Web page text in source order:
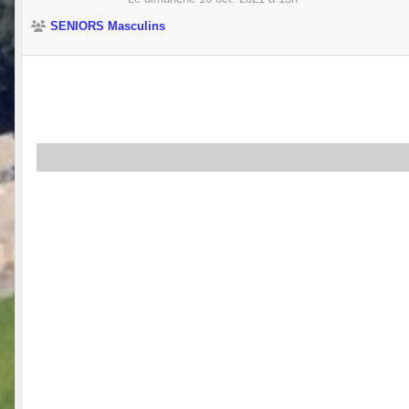
SENIORS Masculins